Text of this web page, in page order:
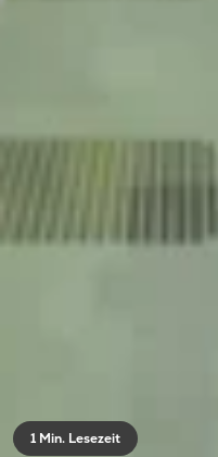
1 Min. Lesezeit